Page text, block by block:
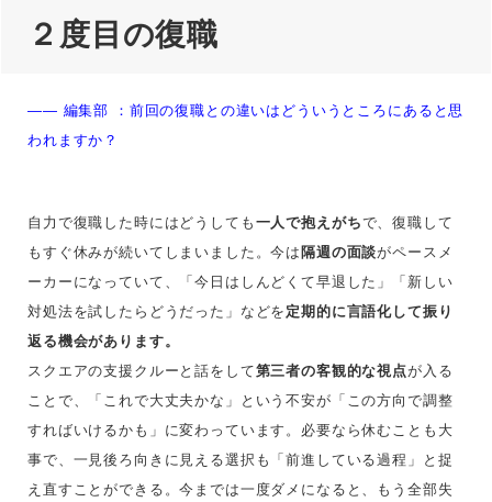
２度目の復職
—— 編集部 ： 前回の復職との違いはどういうところにあると思
われますか？
自力で復職した時にはどうしても 一人で抱えがちで、復職して
もすぐ休みが続いてしまいました。今は 隔週の面談がペースメ
ーカーになっていて、「今日はしんどくて早退した」「新しい
対処法を試したらどうだった」などを 定期的に言語化して振り
返る機会があります。
スクエアの支援クルーと話をして第三者の客観的な視点が入る
ことで、「これで大丈夫かな」という不安が「この方向で調整
すればいけるかも」に変わっています。必要なら休むことも大
事で、一見後ろ向きに見える選択も「前進している過程」と捉
え直すことができる。今までは一度ダメになると、もう全部失